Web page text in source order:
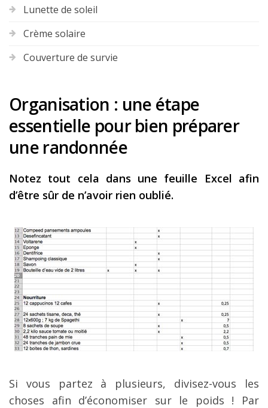
Lunette de soleil
Crème solaire
Couverture de survie
Organisation : une étape
essentielle pour bien préparer
une randonnée
Notez tout cela dans une feuille Excel afin
d’être sûr de n’avoir rien oublié.
Si vous partez à plusieurs, divisez-vous les
choses afin d’économiser sur le poids ! Par